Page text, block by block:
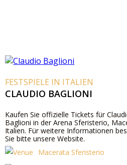
FESTSPIELE IN ITALIEN
CLAUDIO BAGLIONI
Kaufen Sie offizielle Tickets für
Baglioni in der Arena Sferisterio,
Italien. Für weitere Informationen
Sie bitte unsere Website.
Macerata Sferisterio